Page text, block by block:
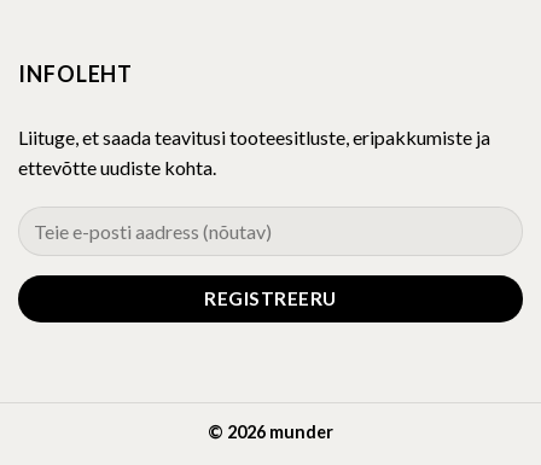
INFOLEHT
Liituge, et saada teavitusi tooteesitluste, eripakkumiste ja
ettevõtte uudiste kohta.
© 2026 munder